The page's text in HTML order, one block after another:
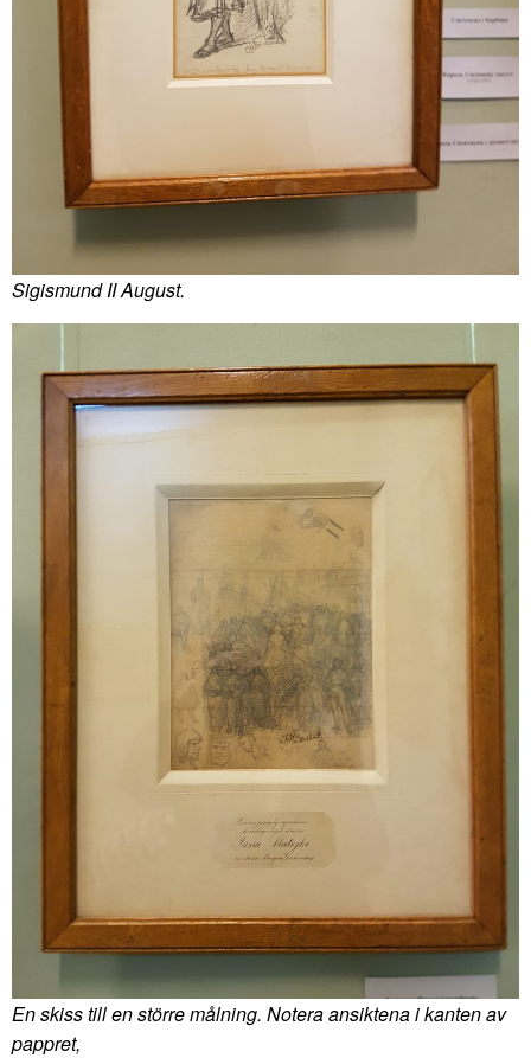
Sigismund II August.
En skiss till en större målning. Notera ansiktena i kanten av
pappret,